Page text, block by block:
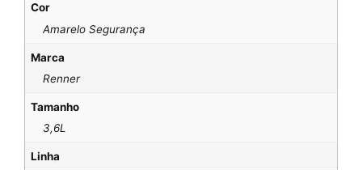
Cor
Amarelo Segurança
Marca
Renner
Tamanho
3,6L
Linha